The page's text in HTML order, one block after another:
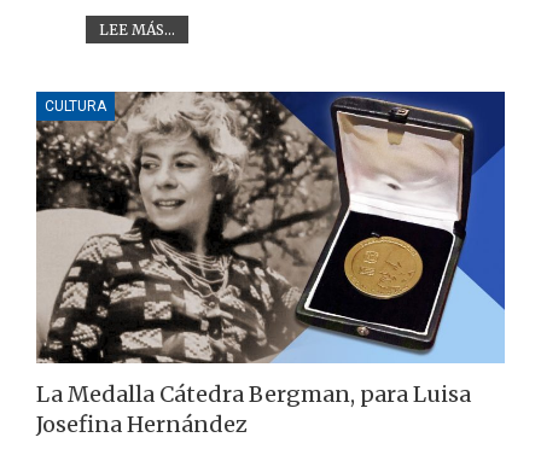
LEE MÁS...
CULTURA
La Medalla Cátedra Bergman, para Luisa
Josefina Hernández